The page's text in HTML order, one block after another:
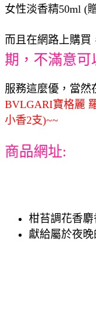
女性淡香精50ml (
而且在網路上購買
期，不滿意
服務這麼優，當然
BVLGARI寶格麗
小香2支)~~
商品網址:
柑苔調花香
獻給屬於夜